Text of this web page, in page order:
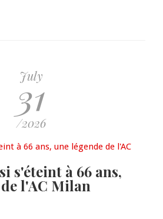
July
31
/2026
s'éteint à 66 ans,
l'AC Milan